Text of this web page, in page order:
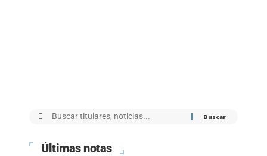
Últimas notas